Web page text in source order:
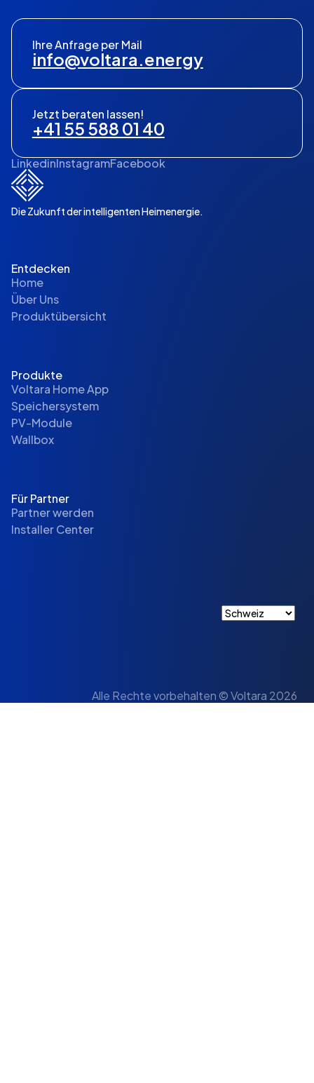
LinkedinInstagramFacebook
Jetzt beraten lassen!
+41 55 588 01 40
Ihre Anfrage per Mail
info@voltara.energy
Die Zukunft der intelligenten Heimenergie.
Entdecken
Home
Über Uns
Produktübersicht
Produkte
Voltara Home App
Speichersystem
PV-Module
Wallbox
Für Partner
Partner werden
Installer Center
Alle Rechte vorbehalten © Voltara 2026